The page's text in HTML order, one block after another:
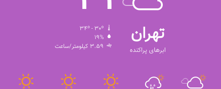
تهران
ابرهای پراکنده
19%
3.59 کیلومتر/ساعت